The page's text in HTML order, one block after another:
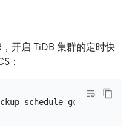
，开启 TiDB 集群的定时快
：
kubectl apply -f backup-schedule-gcs.yaml